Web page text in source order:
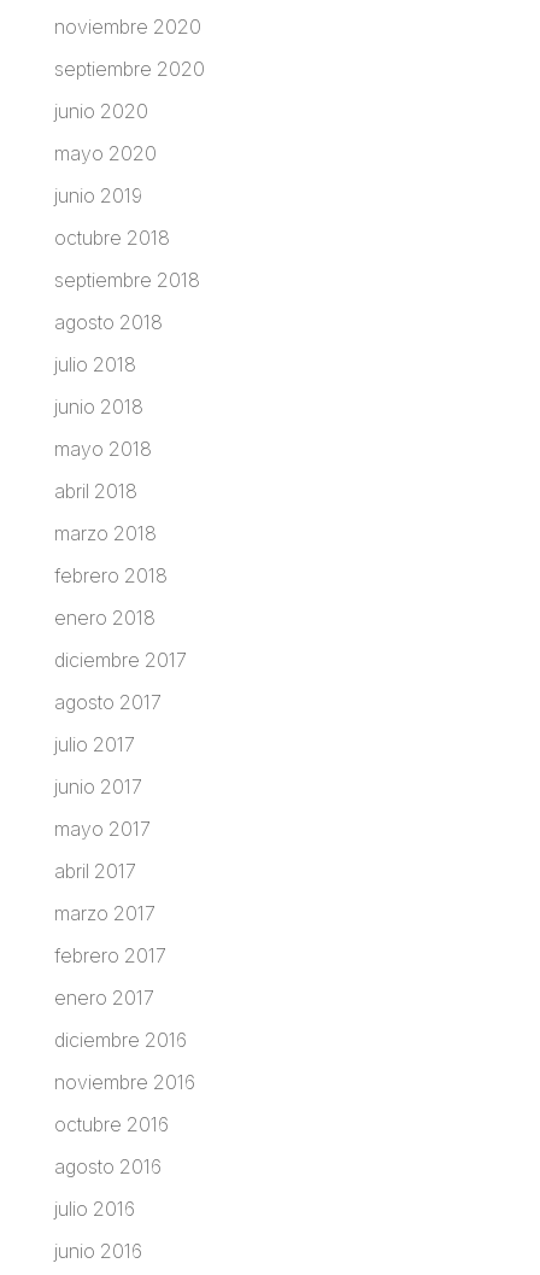
noviembre 2020
septiembre 2020
junio 2020
mayo 2020
junio 2019
octubre 2018
septiembre 2018
agosto 2018
julio 2018
junio 2018
mayo 2018
abril 2018
marzo 2018
febrero 2018
enero 2018
diciembre 2017
agosto 2017
julio 2017
junio 2017
mayo 2017
abril 2017
marzo 2017
febrero 2017
enero 2017
diciembre 2016
noviembre 2016
octubre 2016
agosto 2016
julio 2016
junio 2016